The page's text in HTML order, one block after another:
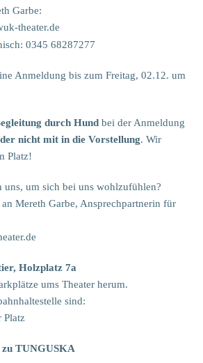
Garbe:
theater.de
0345 68287277
Anmeldung bis zum Freitag, 02.12. um
durch Hund bei der Anmeldung
nicht mit in die Vorstellung. Wir
Platz!
uns, um sich bei uns wohlzufühlen?
Mereth Garbe, Ansprechpartnerin für
Holzplatz 7a
ums Theater herum.
sind:
Platz
TUNGUSKA